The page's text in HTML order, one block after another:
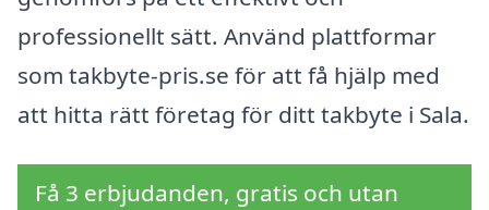
professionellt sätt. Använd plattformar
som takbyte-pris.se för att få hjälp med
att hitta rätt företag för ditt takbyte i Sala.
Få 3 erbjudanden, gratis och utan